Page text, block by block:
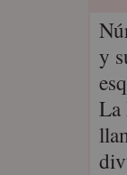
y
La